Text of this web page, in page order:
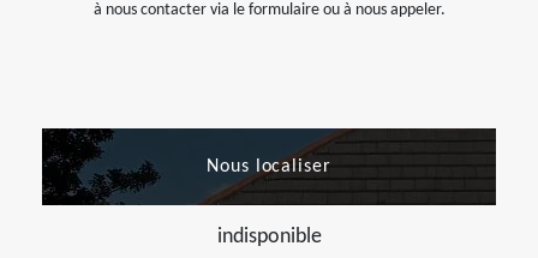
à nous contacter via le formulaire ou à nous appeler.
Nous localiser
indisponible